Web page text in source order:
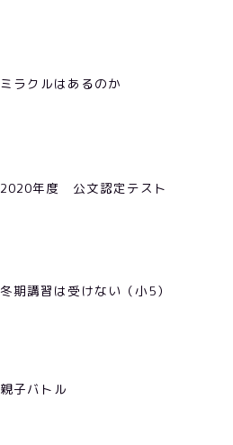
ミラクルはあるのか
2020年度 公文認定テスト
冬期講習は受けない（小5）
親子バトル